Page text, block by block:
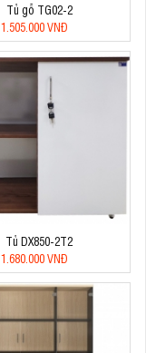
Tủ gỗ TG02-2
1.505.000 VNĐ
Tủ DX850-2T2
1.680.000 VNĐ